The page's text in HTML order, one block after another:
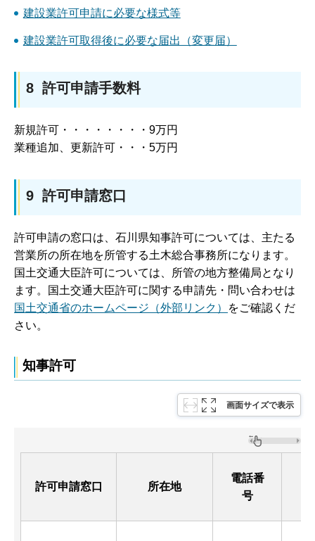
建設業許可申請に必要な様式等
建設業許可取得後に必要な届出（変更届）
8 許可申請手数料
新規許可・・・・・・・・9万円
業種追加、更新許可・・・5万円
9 許可申請窓口
許可申請の窓口は、石川県知事許可については、主たる
営業所の所在地を所管する土木総合事務所になります。
国土交通大臣許可については、所管の地方整備局となり
ます。国土交通大臣許可に関する申請先・問い合わせは
国土交通省のホームページ（外部リンク）
をご確認くだ
さい。
知事許可
画面サイズで表示
許可申請窓口 所在地
電話番
号